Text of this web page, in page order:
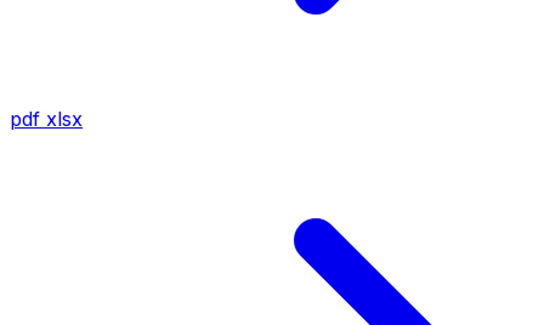
pdf xlsx